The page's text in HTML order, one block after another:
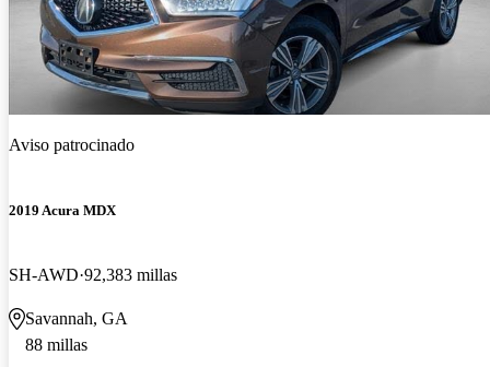
Aviso patrocinado
2019 Acura MDX
SH-AWD 92,383 millas
Savannah, GA
88 millas